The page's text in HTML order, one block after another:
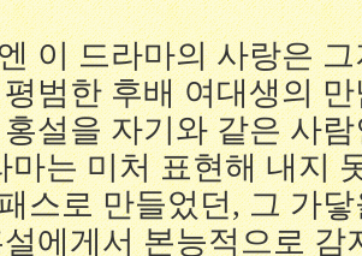
이 드라마의 사랑은
범한 후배 여대생의
설을 자기와 같은 사
마는 미처 표현해 내지
스로 만들었던, 그 가
에게서 본능적으로 감